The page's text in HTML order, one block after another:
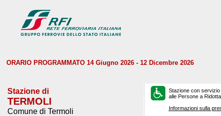
ORARIO PROGRAMMATO 14 Giugno 2026 - 12 Dicembre 2026
Stazione di
TERMOLI
Comune di Termoli
Stazione con
alle Persone a
Informazioni sulla